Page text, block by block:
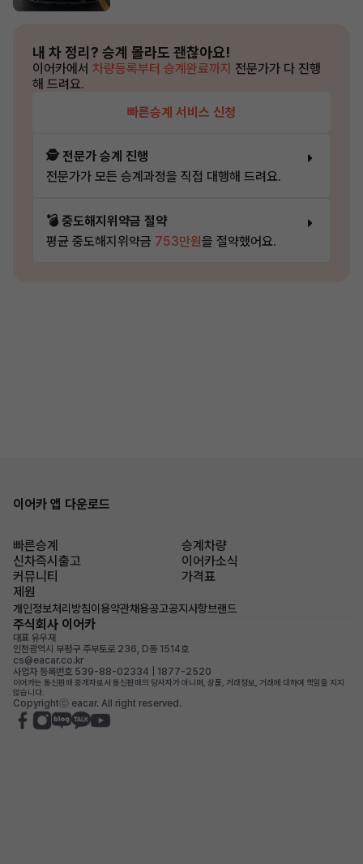
내 차 정리? 승계 몰라도 괜찮아요!
이어카에서 차량등록부터 승계완료까지 전문가가 다 진행
해 드려요.
빠른승계 서비스 신청
🕵️ 전문가 승계 진행
전문가가 모든 승계과정을 직접 대행해 드려요.
💣 중도해지위약금 절약
평균 중도해지위약금 753만원을 절약했어요.
이어카 앱 다운로드
빠른승계
승계차량
신차즉시출고
이어카소식
커뮤니티
가격표
제원
개인정보처리방침이용약관채용공고공지사항브랜드
주식회사 이어카
대표 유우재
인천광역시 부평구 주부토로 236, D동 1514호
cs@eacar.co.kr
사업자 등록번호 539-88-02334 | 1877-2520
이어카는 통신판매 중개자로서 통신판매의 당사자가 아니며, 상품, 거래정보, 거래에 대하여 책임을 지지
않습니다.
Copyrightⓒ eacar. All right reserved.